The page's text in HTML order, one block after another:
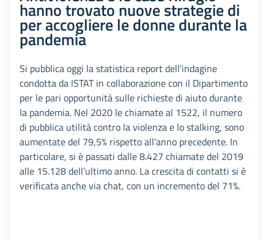
hanno trovato nuove strategie di
per accogliere le donne durante la
pandemia
Si pubblica oggi la statistica report dell’indagine
condotta da ISTAT in collaborazione con il Dipartimento
per le pari opportunità sulle richieste di aiuto durante
la pandemia. Nel 2020 le chiamate al 1522, il numero
di pubblica utilità contro la violenza e lo stalking, sono
aumentate del 79,5% rispetto all’anno precedente. In
particolare, si è passati dalle 8.427 chiamate del 2019
alle 15.128 dell’ultimo anno. La crescita di contatti si è
verificata anche via chat, con un incremento del 71%.